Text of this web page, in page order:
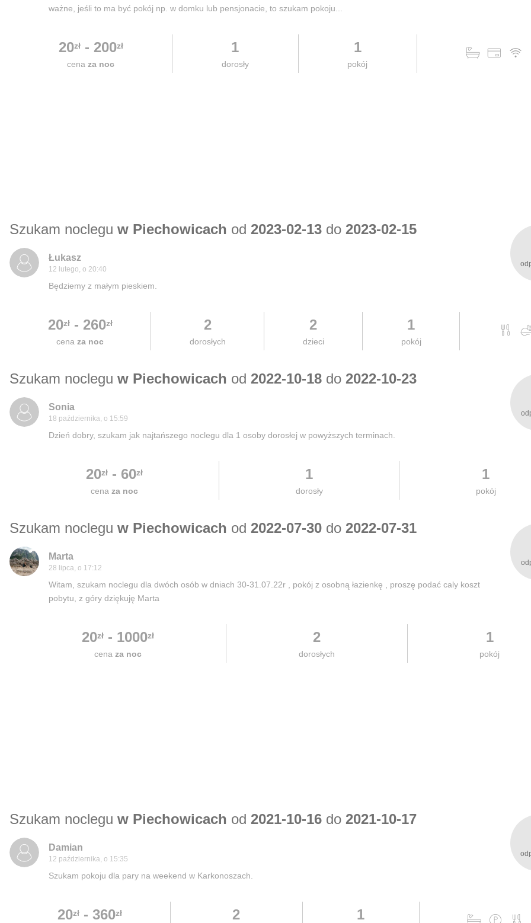
ważne, jeśli to ma być pokój np. w domku lub pensjonacie, to szukam pokoju...
20zł- 200zł
cenaza noc
1
dorosły
1
pokój
Szukam noclegu w Piechowicach od 2023-02-13 do 2023-02-15
Łukasz
12 lutego, o 20:40
Będziemy z małym pieskiem.
20zł- 260zł
cenaza noc
2
dorosłych
2
dzieci
1
pokój
Szukam noclegu w Piechowicach od 2022-10-18 do 2022-10-23
Sonia
18 października, o 15:59
Dzień dobry, szukam jak najtańszego noclegu dla 1 osoby dorosłej w powyższych terminach.
20zł- 60zł
cena za noc
1
dorosły
1
pokój
Szukam noclegu w Piechowicach od 2022-07-30 do 2022-07-31
Marta
28 lipca, o 17:12
Witam, szukam noclegu dla dwóch osób w dniach 30-31.07.22r , pokój z osobną łazienkę , proszę podać caly koszt
pobytu, z góry dziękuję Marta
20zł- 1000zł
cena za noc
2
dorosłych
1
pokój
Szukam noclegu w Piechowicach od 2021-10-16 do 2021-10-17
Damian
12 października, o 15:35
Szukam pokoju dla pary na weekend w Karkonoszach.
20zł- 360zł
2 1